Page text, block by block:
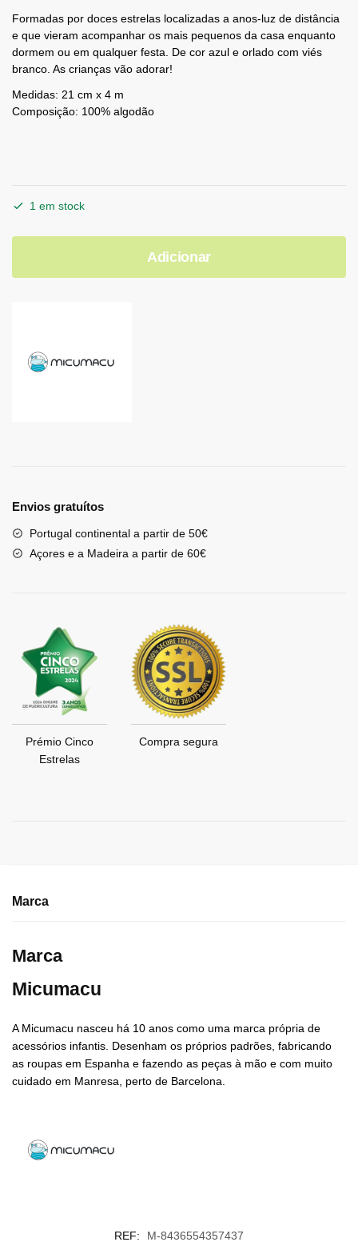
Formadas por doces estrelas localizadas a anos-luz de distância
e que vieram acompanhar os mais pequenos da casa enquanto
dormem ou em qualquer festa. De cor azul e orlado com viés
branco. As crianças vão adorar!
Medidas: 21 cm x 4 m
Composição: 100% algodão
1 em stock
Adicionar
Envios gratuítos
Portugal continental a partir de 50€
Açores e a Madeira a partir de 60€
Prémio Cinco
Estrelas
Compra segura
Marca
Marca
Micumacu
A Micumacu nasceu há 10 anos como uma marca própria de
acessórios infantis. Desenham os próprios padrões, fabricando
as roupas em Espanha e fazendo as peças à mão e com muito
cuidado em Manresa, perto de Barcelona.
REF: M-8436554357437